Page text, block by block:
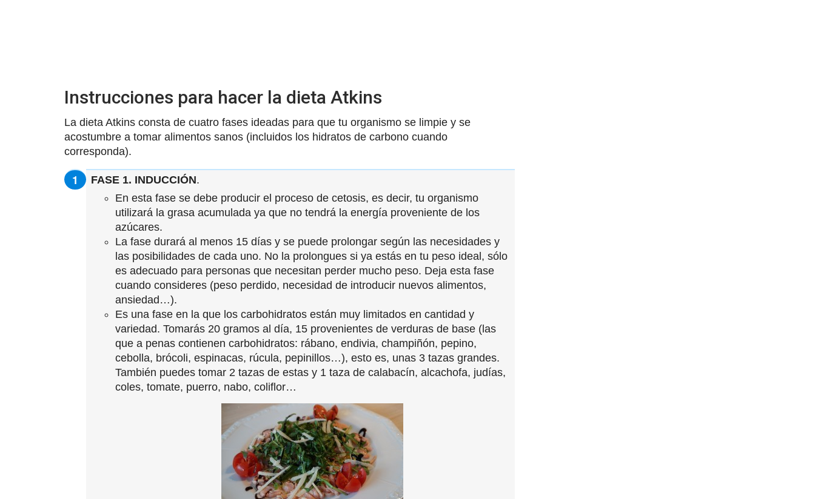
Instrucciones para hacer la dieta Atkins
La dieta Atkins consta de cuatro fases ideadas para que tu organismo se limpie y se
acostumbre a tomar alimentos sanos (incluidos los hidratos de carbono cuando
corresponda).
FASE 1. INDUCCIÓN.
En esta fase se debe producir el proceso de cetosis, es decir, tu organismo
utilizará la grasa acumulada ya que no tendrá la energía proveniente de los
azúcares.
La fase durará al menos 15 días y se puede prolongar según las necesidades y
las posibilidades de cada uno. No la prolongues si ya estás en tu peso ideal, sólo
es adecuado para personas que necesitan perder mucho peso. Deja esta fase
cuando consideres (peso perdido, necesidad de introducir nuevos alimentos,
ansiedad…).
Es una fase en la que los carbohidratos están muy limitados en cantidad y
variedad. Tomarás 20 gramos al día, 15 provenientes de verduras de base (las
que a penas contienen carbohidratos: rábano, endivia, champiñón, pepino,
cebolla, brócoli, espinacas, rúcula, pepinillos…), esto es, unas 3 tazas grandes.
También puedes tomar 2 tazas de estas y 1 taza de calabacín, alcachofa, judías,
coles, tomate, puerro, nabo, coliflor…